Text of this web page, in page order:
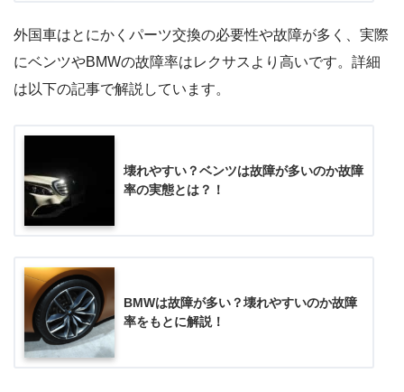
外国車はとにかくパーツ交換の必要性や故障が多く、実際
にベンツやBMWの故障率はレクサスより高いです。詳細
は以下の記事で解説しています。
壊れやすい？ベンツは故障が多いのか故障
率の実態とは？！
BMWは故障が多い？壊れやすいのか故障
率をもとに解説！